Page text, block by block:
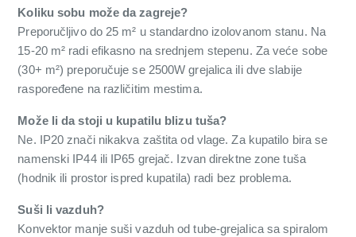
Koliku sobu može da zagreje?
Preporučljivo do 25 m² u standardno izolovanom stanu. Na
15-20 m² radi efikasno na srednjem stepenu. Za veće sobe
(30+ m²) preporučuje se 2500W grejalica ili dve slabije
raspoređene na različitim mestima.
Može li da stoji u kupatilu blizu tuša?
Ne. IP20 znači nikakva zaštita od vlage. Za kupatilo bira se
namenski IP44 ili IP65 grejač. Izvan direktne zone tuša
(hodnik ili prostor ispred kupatila) radi bez problema.
Suši li vazduh?
Konvektor manje suši vazduh od tube-grejalica sa spiralom